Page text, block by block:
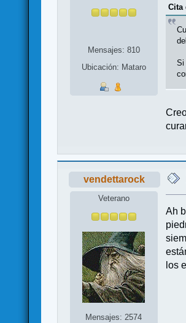
Mensajes: 810
Ubicación: Mataro
Cita
Si
vendettarock
Veterano
Mensajes: 2574
Ah
los